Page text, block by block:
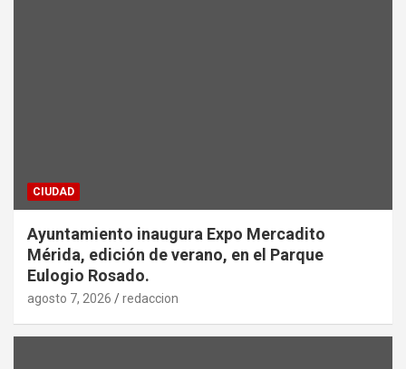
CIUDAD
Ayuntamiento inaugura Expo Mercadito
Mérida, edición de verano, en el Parque
Eulogio Rosado.
agosto 7, 2026 redaccion